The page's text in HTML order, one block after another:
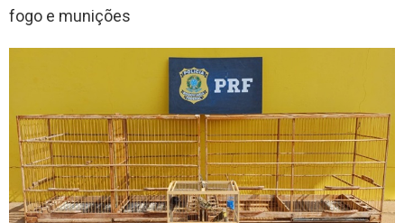
fogo e munições